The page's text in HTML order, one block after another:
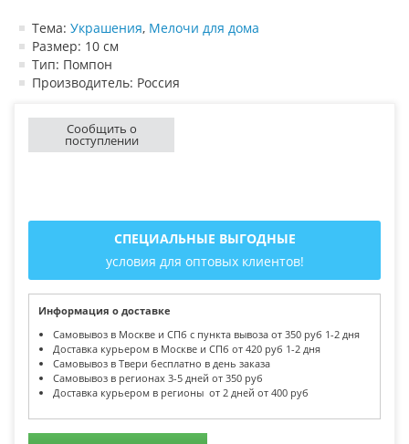
Тема: Украшения, Мелочи для дома
Размер: 10 см
Тип: Помпон
Производитель: Россия
Сообщить о
поступлении
СПЕЦИАЛЬНЫЕ ВЫГОДНЫЕ
условия для оптовых клиентов!
Информация о доставке
Самовывоз в Москве и СПб с пункта вывоза от 350 руб 1-2 дня
Доставка курьером в Москве и СПб от 420 руб 1-2 дня
Самовывоз в Твери бесплатно в день заказа
Самовывоз в регионах 3-5 дней от 350 руб
Доставка курьером в регионы от 2 дней от 400 руб